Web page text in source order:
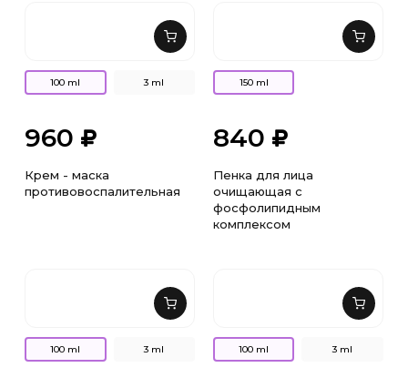
100 ml 3 ml
960
Крем - маска
противовоспалительная
150 ml
840
Пенка для лица
очищающая с
фосфолипидным
комплексом
100 ml 3 ml 100 ml 3 ml